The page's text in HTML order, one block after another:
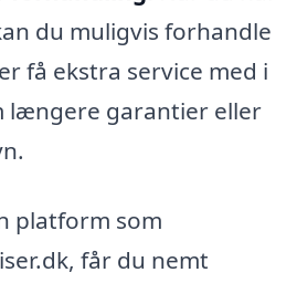
du muligvis forhandle
få ekstra service med i
længere garantier eller
platform som
får du nemt